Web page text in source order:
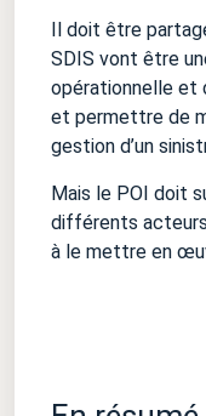
Il doit être
SDIS vont être
opérationnelle et
et permettre de
gestion d’un
Mais le POI doit
différents
à le mettre en